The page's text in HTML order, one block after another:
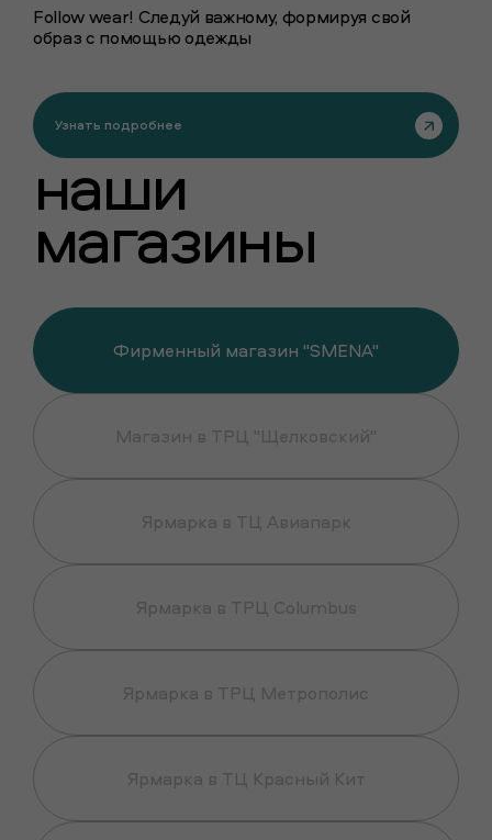
Follow wear! Следуй важному, формируя свой
образ с помощью одежды
Узнать подробнее
наши
магазины
Фирменный магазин "SMENA"
Магазин в ТРЦ "Щелковский"
Ярмарка в ТЦ Авиапарк
Ярмарка в ТРЦ Columbus
Ярмарка в ТРЦ Метрополис
Ярмарка в ТЦ Красный Кит